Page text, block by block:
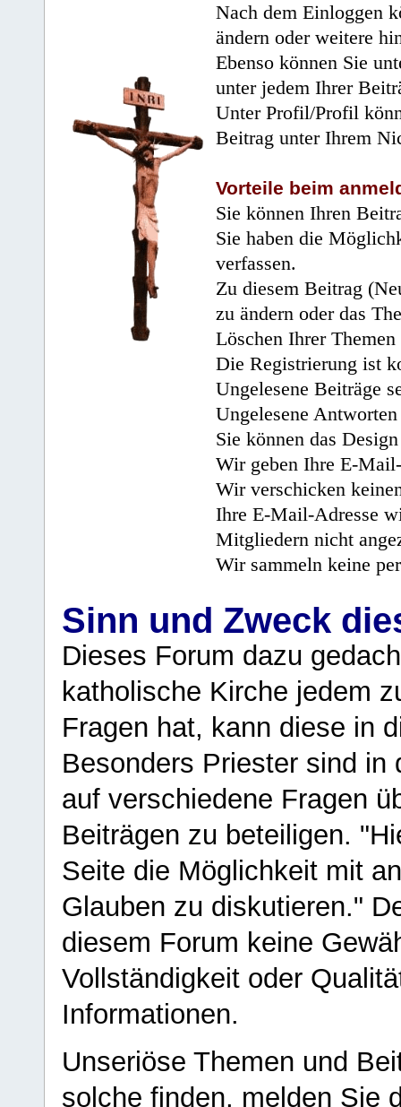
Nach dem Einloggen
ändern oder weitere
Ebenso können Sie
unter jedem Ihrer
Unter Profil/Profil
Beitrag unter Ihrem
Vorteile beim
Sie können Ihren
Sie haben die
verfassen.
Zu diesem Beitrag
zu ändern oder das
Löschen Ihrer
Die Registrierung ist
Ungelesene Beiträge
Ungelesene
Sie können das
Wir geben Ihre E-
Wir verschicken
Ihre E-Mail-Adresse
Mitgliedern nicht
Wir sammeln keine
Sinn und Zweck
Dieses Forum dazu
katholische Kirche jedem
Fragen hat, kann diese in
Besonders Priester sind in
auf verschiedene Fragen
Beiträgen zu beteiligen.
Seite die Möglichkeit mit
Glauben zu diskutieren."
diesem Forum keine
Vollständigkeit oder
Informationen.
Unseriöse Themen und
solche finden, melden Sie